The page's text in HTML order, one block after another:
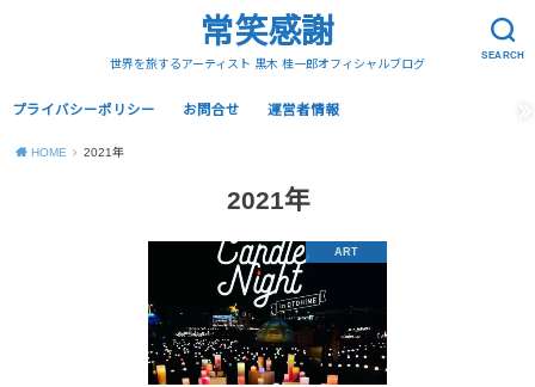
SEARCH
常笑感謝
世界を旅するアーティスト 黒木 桂一郎オフィシャルブログ
プライバシーポリシー お問合せ 運営者情報
HOME 2021年
2021年
ART